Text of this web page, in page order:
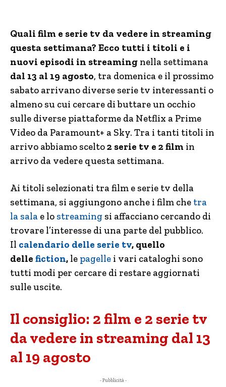
Quali film e serie tv da vedere in streaming
questa settimana? Ecco tutti i titoli e i
nuovi episodi in streaming nella settimana
dal 13 al 19 agosto, tra domenica e il prossimo
sabato arrivano diverse serie tv interessanti o
almeno su cui cercare di buttare un occhio
sulle diverse piattaforme da Netflix a Prime
Video da Paramount+ a Sky. Tra i tanti titoli in
arrivo abbiamo scelto2 serie tv e 2 film in
arrivo da vedere questa settimana.
Ai titoli selezionati tra film e serie tv della
settimana, si aggiungono anche i film che tra
la sala e lo streaming si affacciano cercando di
trovare l’interesse di una parte del pubblico.
Il calendario delle serie tv, quello
delle fiction, le pagelle i vari cataloghi sono
tutti modi per cercare di restare aggiornati
sulle uscite.
Il consiglio: 2 film e 2 serie tv
da vedere in streaming dal 13
al 19 agosto
- Pubblicità -